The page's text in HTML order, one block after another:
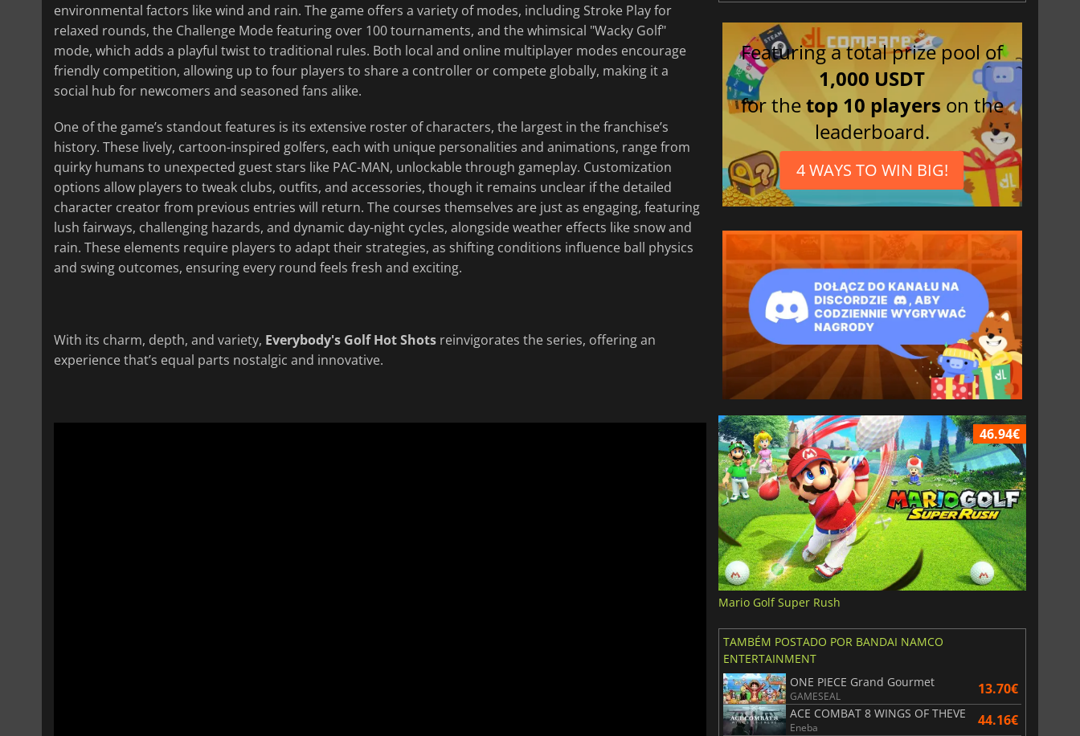
environmental factors like wind and rain. The game offers a variety of modes, including Stroke Play for
relaxed rounds, the Challenge Mode featuring over 100 tournaments, and the whimsical "Wacky Golf"
mode, which adds a playful twist to traditional rules. Both local and online multiplayer modes encourage
friendly competition, allowing up to four players to share a controller or compete globally, making it a
social hub for newcomers and seasoned fans alike.
One of the game’s standout features is its extensive roster of characters, the largest in the franchise’s
history. These lively, cartoon-inspired golfers, each with unique personalities and animations, range from
quirky humans to unexpected guest stars like PAC-MAN, unlockable through gameplay. Customization
options allow players to tweak clubs, outfits, and accessories, though it remains unclear if the detailed
character creator from previous entries will return. The courses themselves are just as engaging, featuring
lush fairways, challenging hazards, and dynamic day-night cycles, alongside weather effects like snow and
rain. These elements require players to adapt their strategies, as shifting conditions influence ball physics
and swing outcomes, ensuring every round feels fresh and exciting.
With its charm, depth, and variety, Everybody's Golf Hot Shots reinvigorates the series, offering an
experience that’s equal parts nostalgic and innovative.
Featuring a total prize pool of
1,000 USDT
for thetop 10 players on the
leaderboard.
4 WAYS TO WIN BIG!
46.94€
Mario Golf Super Rush
TAMBÉM POSTADO POR BANDAI NAMCO
ENTERTAINMENT
ONE PIECE Grand Gourmet
GAMESEAL 13.70€
ACE COMBAT 8 WINGS OF THEVE
Eneba 44.16€